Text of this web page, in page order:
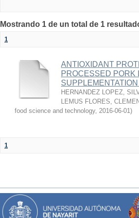
Mostrando 1 de un total de 1
1
ANTIOXIDANT
PROCESSED PORK
HERNANDEZ LOPEZ,
LEMUS FLORES,
food science and technology, 2016-06-01)
1